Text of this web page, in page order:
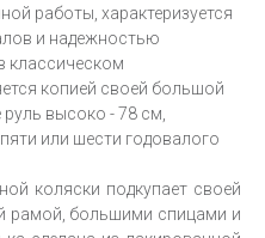
работы, характеризуется
и надежностью
классическом
копией своей большой
руль высоко - 78 см,
или шести годовалого
коляски подкупает своей
рамой, большими спицами и